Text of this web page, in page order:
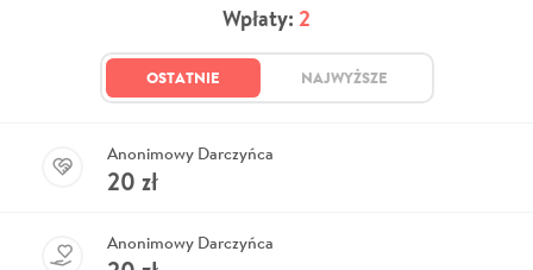
Wpłaty: 2
OSTATNIE NAJWYŻSZE
Anonimowy Darczyńca
20 zł
Anonimowy Darczyńca